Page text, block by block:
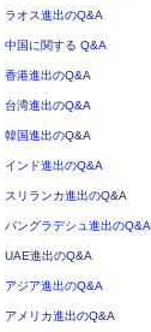
ラオス進出のQ&A
中国に関する Q&A
香港進出のQ&A
台湾進出のQ&A
韓国進出のQ&A
インド進出のQ&A
スリランカ進出のQ&A
バングラデシュ進出のQ&A
UAE進出のQ&A
アジア進出のQ&A
アメリカ進出のQ&A